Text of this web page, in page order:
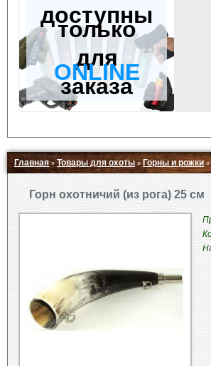
доступны
только
для
ONLINE
заказа
Главная»Товары для охоты » Горны и рожки »
Горн охотничий (из рога) 25 см